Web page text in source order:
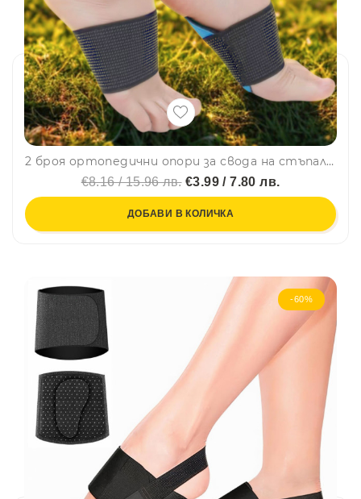
2 броя ортопедични опори за свода на стъпалото – регулируеми компресионни ленти с EVA подложки
€8.16 / 15.96 лв.€3.99 / 7.80 лв.
ДОБАВИ В КОЛИЧКА
-60%